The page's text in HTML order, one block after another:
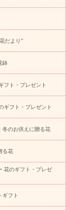
祝い商品一覧
四十九日法要以
ラワー
お盆（新
お取り寄せギフト
蝶蘭
プリザーブ
ト 花束
スタ
胡蝶蘭・花鉢
世界初の青色胡蝶蘭
ーブドフラワー
セミオーダー
りのeギフト
ーオレンジ
レッ
だより”
鉢
フト・プレゼント
ギフト・プレゼント
冬のお供えに贈る花
る花
花のギフト・プレゼ
ギフト